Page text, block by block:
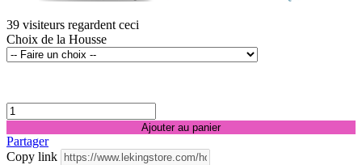
39 visiteurs regardent ceci
Choix de la Housse
Ajouter au panier
Partager
Copy link